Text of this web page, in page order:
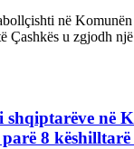
në Komunën
Çashkës u zgjodh
në
8